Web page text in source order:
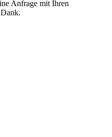
Anfrage mit Ihren